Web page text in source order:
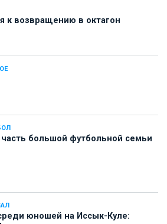
к возвращению в октагон
большой футбольной семьи
юношей на Иссык-Куле: